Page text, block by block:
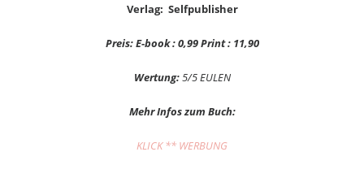
Verlag: Selfpublisher
Preis: E-book : 0,99 Print : 11,90
Wertung:5/5 EULEN
Mehr Infos zum Buch:
KLICK ** WERBUNG